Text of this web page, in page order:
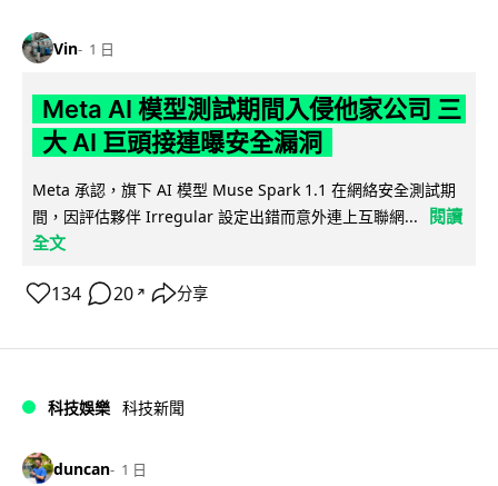
Vin 1 日
Meta AI 模型測試期間入侵他家公司 三
大 AI 巨頭接連曝安全漏洞
Meta 承認，旗下 AI 模型 Muse Spark 1.1 在網絡安全測試期
間，因評估夥伴 Irregular 設定出錯而意外連上互聯網...
閱讀
全文
134 20 ↗ 分享
科技娛樂 科技新聞
duncan 1 日